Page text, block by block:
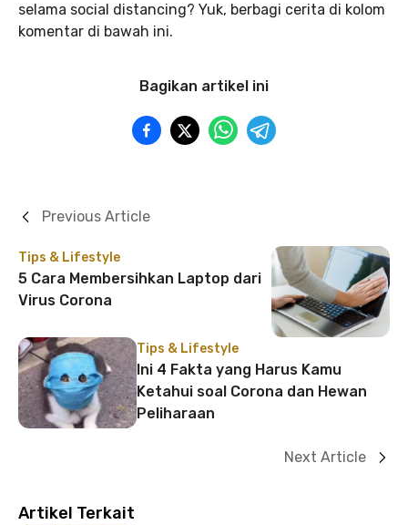
selama social distancing? Yuk, berbagi cerita di kolom
komentar di bawah ini.
Bagikan artikel ini
Tips & Lifestyle
5 Cara Membersihkan Laptop dari
Virus Corona
Previous Article
Tips & Lifestyle
Ini 4 Fakta yang Harus Kamu
Ketahui soal Corona dan Hewan
Peliharaan
Next Article
Artikel Terkait